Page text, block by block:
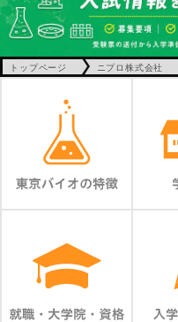
トップページ ニプロ株式会社